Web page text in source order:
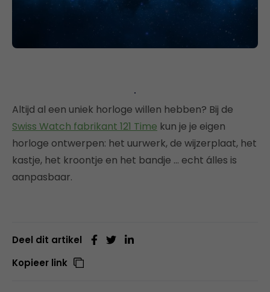
Altijd al een uniek horloge willen hebben? Bij de
Swiss Watch fabrikant 121 Time kun je je eigen
horloge ontwerpen: het uurwerk, de wijzerplaat, het
kastje, het kroontje en het bandje … echt álles is
aanpasbaar.
Deel dit artikel
Kopieer link